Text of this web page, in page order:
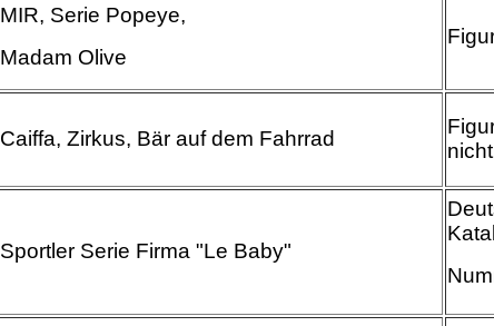
MIR, Serie Popeye,
Madam Olive
Caiffa, Zirkus, Bär auf dem Fahrrad
Sportler Serie Firma "Le Baby"